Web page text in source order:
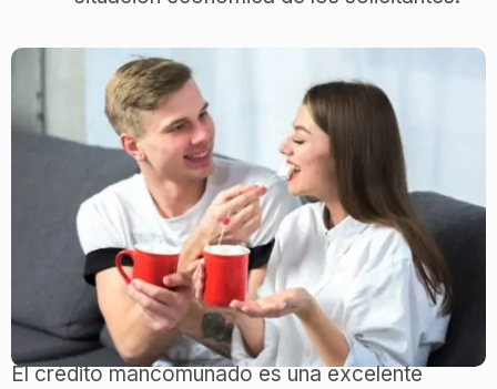
El crédito mancomunado es una excelente